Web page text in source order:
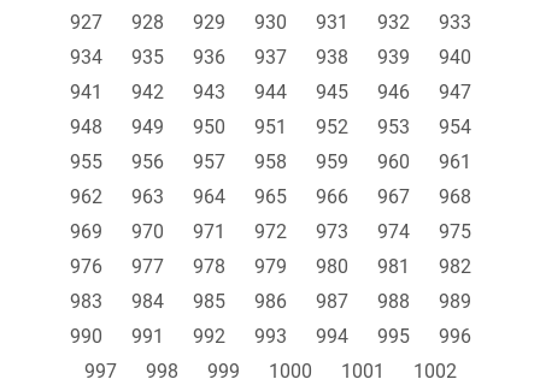
927
928 929 930 931 932
933
934
935 936 937 938 939
940
941
942 943 944 945 946
947
948
949 950 951 952 953
954
955
956 957 958 959 960
961
962
963 964 965 966 967
968
969
970 971 972 973 974
975
976
977 978 979 980 981
982
983
984 985 986 987 988
989
990
991 992 993 994 995
996
997
998 999 1000 1001
1002